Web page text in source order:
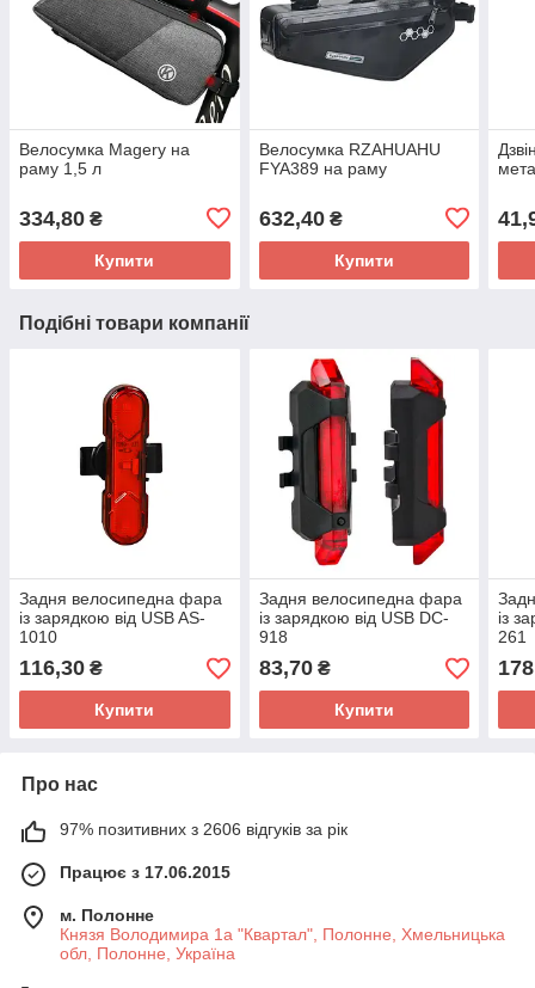
Велосумка Magery на
раму 1,5 л
334,80 ₴
Купити
Велосумка RZAHUAHU
FYA389 на раму
632,40₴
Купити
Подібні товари компанії
Задня велосипедна фара
із зарядкою від USB AS-
1010
116,30 ₴
Купити
Задня велосипедна фара
із зарядкою від USB DC-
918
83,70₴
Купити
із
261
Про нас
97% позитивних з 2606 відгуків за рік
Працює з 17.06.2015
м. Полонне
Князя Володимира 1а "Квартал", Полонне, Хмельницька
обл, Полонне, Україна